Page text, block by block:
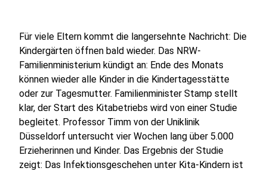
Für viele Eltern kommt die langersehnte Nachricht: Die
Kindergärten öffnen bald wieder. Das NRW-
Familienministerium kündigt an: Ende des Monats
können wieder alle Kinder in die Kindertagesstätte
oder zur Tagesmutter. Familienminister Stamp stellt
klar, der Start des Kitabetriebs wird von einer Studie
begleitet. Professor Timm von der Uniklinik
Düsseldorf untersucht vier Wochen lang über 5.000
Erzieherinnen und Kinder. Das Ergebnis der Studie
zeigt: Das Infektionsgeschehen unter Kita-Kindern ist